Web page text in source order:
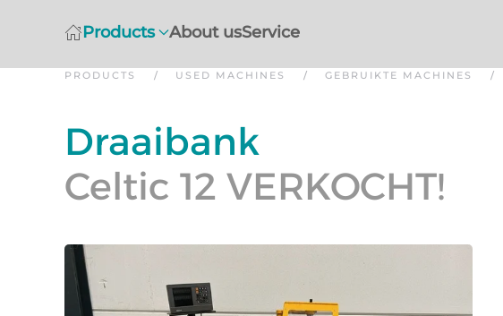
Products About usService
PRODUCTS USED MACHINES GEBRUIKTE MACHINES
Draaibank
Celtic 12 VERKOCHT!